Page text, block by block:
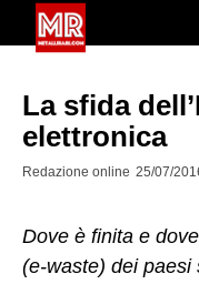
La sfida
elettronica
Redazione online 25/07/
Dove è finita e
(e-waste) dei paesi